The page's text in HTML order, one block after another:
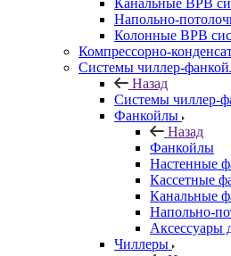
Канальные ВРВ
Напольно-
Колонные ВРВ
Компрессорно-
Системы чиллер-
Назад
Системы чиллер-
Фанкойлы
Назад
Фанкойлы
Настенные
Кассетные
Канальные
Напольно-
Аксессуары
Чиллеры